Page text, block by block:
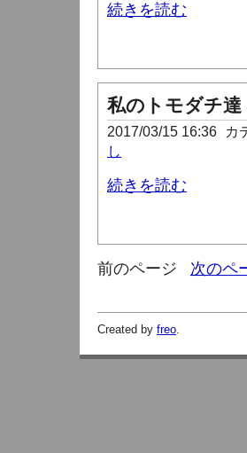
続きを読む
私のトモダチ達
2017/03/15 16:36 カ
し
続きを読む
前のページ 次のペ
Created by freo.